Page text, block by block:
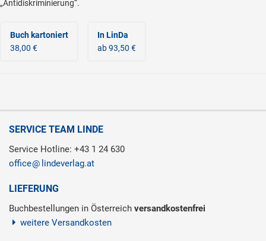
„Antidiskriminierung“.
Buch kartoniert
38,00 €
In LinDa
ab 93,50 €
SERVICE TEAM LINDE
Service Hotline: +43 1 24 630
office
lindeverlag.at
LIEFERUNG
Buchbestellungen in Österreich versandkostenfrei
weitere Versandkosten